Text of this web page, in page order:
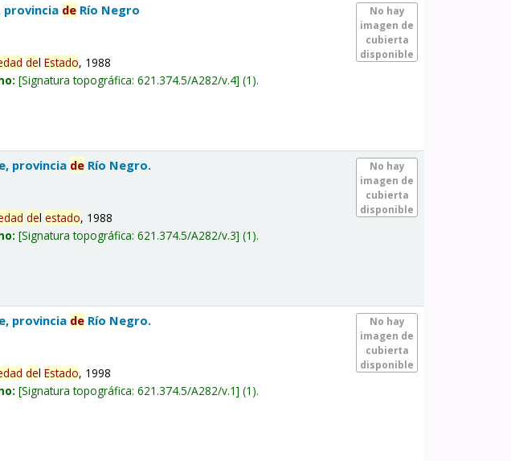
No hay
imagen de
cubierta
disponible
provincia de Río Negro
delEstado, 1988
Signatura topográfica:621.374.5/A282/v.4 (1).
No hay
imagen de
cubierta
disponible
provincia de Río Negro.
delestado, 1988
Signatura topográfica:621.374.5/A282/v.3 (1).
No hay
imagen de
cubierta
disponible
provincia de Río Negro.
delEstado, 1998
Signatura topográfica:621.374.5/A282/v.1 (1).